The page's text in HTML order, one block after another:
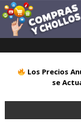
Los Precios
se